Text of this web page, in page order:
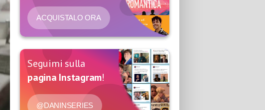
ACQUISTALO ORA
Seguimi sulla
pagina Instagram!
@DANINSERIES